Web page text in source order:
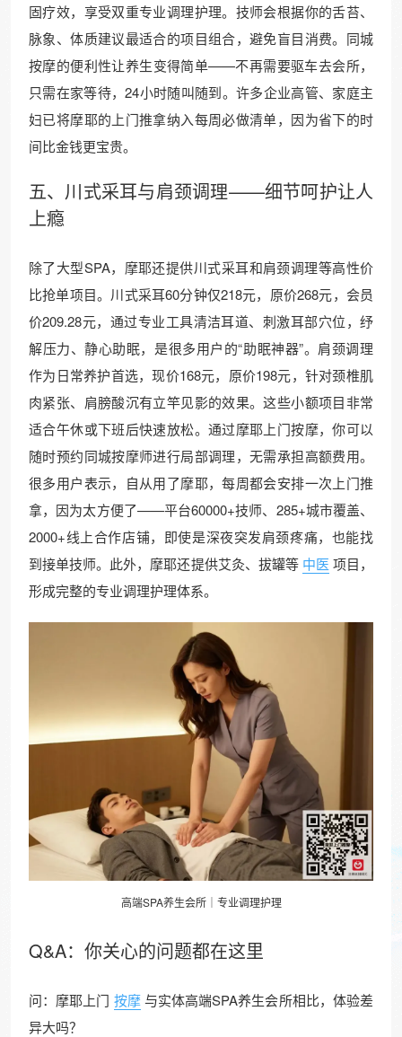
固疗效，享受双重专业调理护理。技师会根据你的舌苔、
脉象、体质建议最适合的项目组合，避免盲目消费。同城
按摩的便利性让养生变得简单——不再需要驱车去会所，
只需在家等待，24小时随叫随到。许多企业高管、家庭主
妇已将摩耶的上门推拿纳入每周必做清单，因为省下的时
间比金钱更宝贵。
五、川式采耳与肩颈调理——细节呵护让人
上瘾
除了大型SPA，摩耶还提供川式采耳和肩颈调理等高性价
比抢单项目。川式采耳60分钟仅218元，原价268元，会员
价209.28元，通过专业工具清洁耳道、刺激耳部穴位，纾
解压力、静心助眠，是很多用户的“助眠神器”。肩颈调理
作为日常养护首选，现价168元，原价198元，针对颈椎肌
肉紧张、肩膀酸沉有立竿见影的效果。这些小额项目非常
适合午休或下班后快速放松。通过摩耶上门按摩，你可以
随时预约同城按摩师进行局部调理，无需承担高额费用。
很多用户表示，自从用了摩耶，每周都会安排一次上门推
拿，因为太方便了——平台60000+技师、285+城市覆盖、
2000+线上合作店铺，即使是深夜突发肩颈疼痛，也能找
到接单技师。此外，摩耶还提供艾灸、拔罐等 中医 项目，
形成完整的专业调理护理体系。
高端SPA养生会所｜专业调理护理
Q&A：你关心的问题都在这里
问：摩耶上门 按摩 与实体高端SPA养生会所相比，体验差
异大吗？